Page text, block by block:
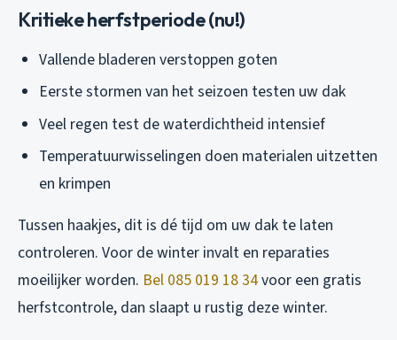
Kritieke herfstperiode (nu!)
Vallende bladeren verstoppen goten
Eerste stormen van het seizoen testen uw dak
Veel regen test de waterdichtheid intensief
Temperatuurwisselingen doen materialen uitzetten
en krimpen
Tussen haakjes, dit is dé tijd om uw dak te laten
controleren. Voor de winter invalt en reparaties
moeilijker worden. Bel 085 019 18 34voor een gratis
herfstcontrole, dan slaapt u rustig deze winter.